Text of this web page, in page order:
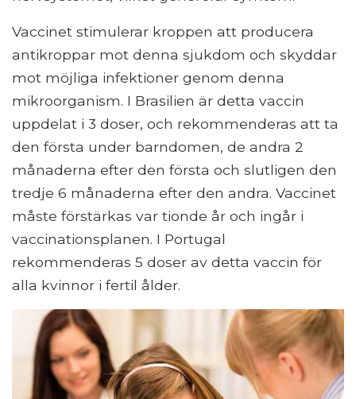
Vaccinet stimulerar kroppen att producera
antikroppar mot denna sjukdom och skyddar
mot möjliga infektioner genom denna
mikroorganism. I Brasilien är detta vaccin
uppdelat i 3 doser, och rekommenderas att ta
den första under barndomen, de andra 2
månaderna efter den första och slutligen den
tredje 6 månaderna efter den andra. Vaccinet
måste förstärkas var tionde år och ingår i
vaccinationsplanen. I Portugal
rekommenderas 5 doser av detta vaccin för
alla kvinnor i fertil ålder.